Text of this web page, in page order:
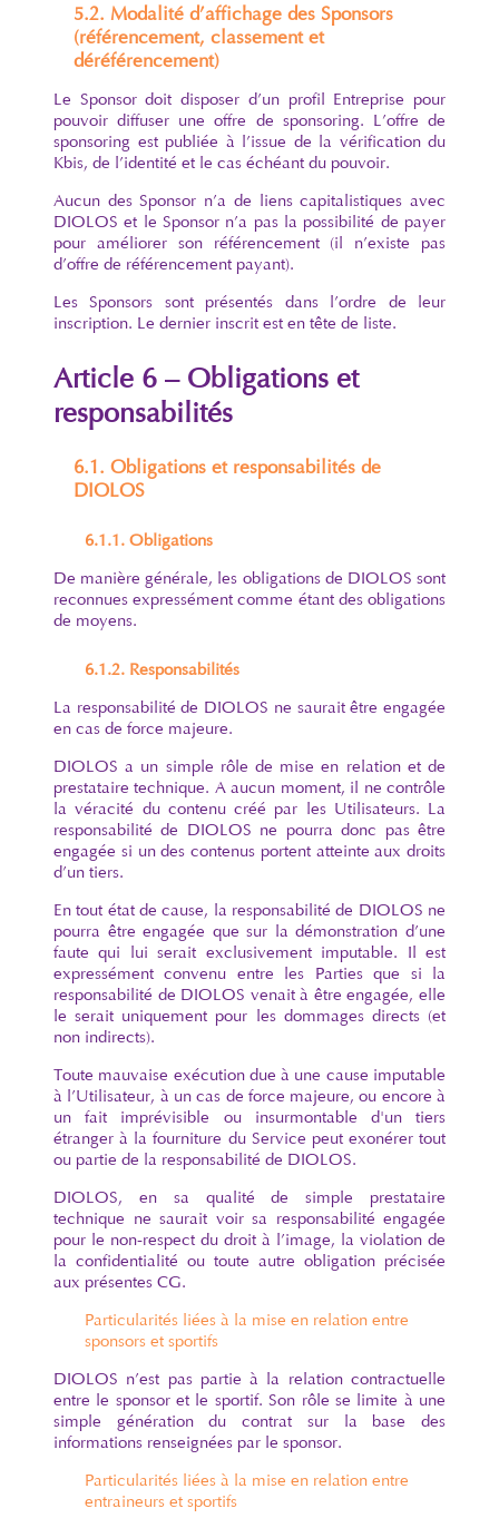
5.2. Modalité d’affichage des Sponsors
(référencement, classement et
déréférencement)
Le Sponsor doit disposer d’un profil Entreprise pour
pouvoir diffuser une offre de sponsoring. L’offre de
sponsoring est publiée à l’issue de la vérification du
Kbis, de l’identité et le cas échéant du pouvoir.
Aucun des Sponsor n’a de liens capitalistiques avec
DIOLOS et le Sponsor n’a pas la possibilité de payer
pour améliorer son référencement (il n’existe pas
d’offre de référencement payant).
Les Sponsors sont présentés dans l’ordre de leur
inscription. Le dernier inscrit est en tête de liste.
Article 6 – Obligations et
responsabilités
6.1. Obligations et responsabilités de
DIOLOS
6.1.1. Obligations
De manière générale, les obligations de DIOLOS sont
reconnues expressément comme étant des obligations
de moyens.
6.1.2. Responsabilités
La responsabilité de DIOLOS ne saurait être engagée
en cas de force majeure.
DIOLOS a un simple rôle de mise en relation et de
prestataire technique. A aucun moment, il ne contrôle
la véracité du contenu créé par les Utilisateurs. La
responsabilité de DIOLOS ne pourra donc pas être
engagée si un des contenus portent atteinte aux droits
d’un tiers.
En tout état de cause, la responsabilité de DIOLOS ne
pourra être engagée que sur la démonstration d’une
faute qui lui serait exclusivement imputable. Il est
expressément convenu entre les Parties que si la
responsabilité de DIOLOS venait à être engagée, elle
le serait uniquement pour les dommages directs (et
non indirects).
Toute mauvaise exécution due à une cause imputable
à l’Utilisateur, à un cas de force majeure, ou encore à
un fait imprévisible ou insurmontable d'un tiers
étranger à la fourniture du Service peut exonérer tout
ou partie de la responsabilité de DIOLOS.
DIOLOS, en sa qualité de simple prestataire
technique ne saurait voir sa responsabilité engagée
pour le non-respect du droit à l’image, la violation de
la confidentialité ou toute autre obligation précisée
aux présentes CG.
Particularités liées à la mise en relation entre
sponsors et sportifs
DIOLOS n’est pas partie à la relation contractuelle
entre le sponsor et le sportif. Son rôle se limite à une
simple génération du contrat sur la base des
informations renseignées par le sponsor.
Particularités liées à la mise en relation entre
entraineurs et sportifs